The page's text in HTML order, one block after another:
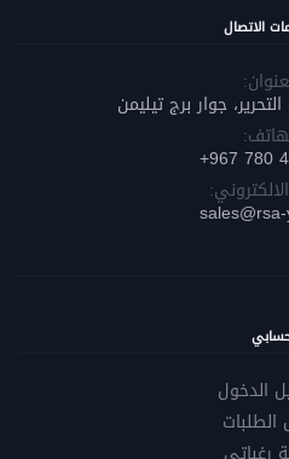
الاتصال
جوار برج تيليمن
الدخول